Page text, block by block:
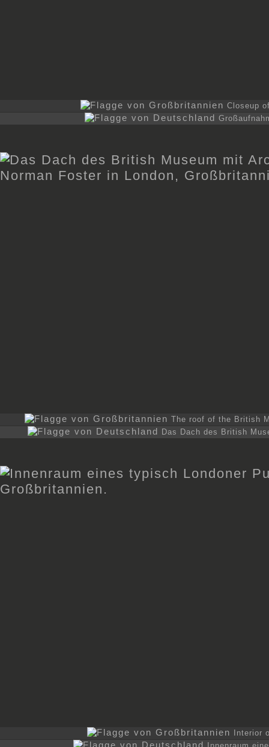
Closeup
The roof of the British
Das Dach des British
Interior